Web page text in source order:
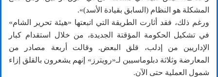
المشكلة هو النظام (السابق بقيادة الأسد)».
ورغم ذلك، فقد أثارت الطريقة التي اتبعتها «هيئة تحرير الشام»
في تشكيل الحكومة المؤقتة الجديدة، من خلال استقدام كبار
الإداريين من إدلب، قلق البعض. وقالت أربعة مصادر من
المعارضة وثلاثة دبلوماسيين لـ«رويترز» إنهم يشعرون بالقلق إزاء
شمول العملية حتى الآن.